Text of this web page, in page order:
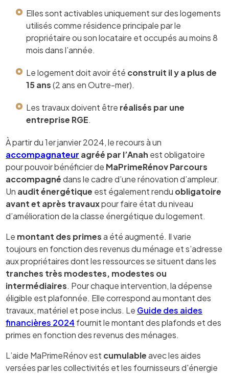
Elles sont activables uniquement sur des logements
utilisés comme résidence principale par le
propriétaire ou son locataire et occupés au moins 8
mois dans l’année.
Le logement doit avoir été construit il y a plus de
15 ans(2 ans en Outre-mer).
Les travaux doivent être réalisés par une
entreprise RGE.
À partir du 1er janvier 2024, le recours à un
accompagnateur agréé par l’Anah est obligatoire
pour pouvoir bénéficier de MaPrimeRénov Parcours
accompagnédans le cadre d’une rénovation d’ampleur.
Un audit énergétique est également rendu obligatoire
avant et après travauxpour faire état du niveau
d’amélioration de la classe énergétique du logement.
Le montant des primesa été augmenté. Il varie
toujours en fonction des revenus du ménage et s’adresse
aux propriétaires dont les ressources se situent dans les
tranches très modestes, modestes ou
intermédiaires. Pour chaque intervention, la dépense
éligible est plafonnée. Elle correspond au montant des
travaux, matériel et pose inclus. Le Guide des aides
financières 2024 fournit le montant des plafonds et des
primes en fonction des revenus des ménages.
L’aide MaPrimeRénov est cumulableavec les aides
versées par les collectivités et les fournisseurs d'énergie